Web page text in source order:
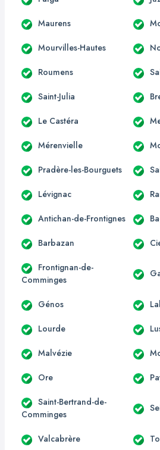
Maurens
Mourvilles-Hautes
Roumens
Saint-Julia
Le Castéra
Mérenvielle
Pradère-les-Bourguets
Lévignac
Antichan-de-Frontignes
Barbazan
Frontignan-de-
Comminges
Génos
Lourde
Malvézie
Ore
Saint-Bertrand-de-
Comminges
Valcabrère